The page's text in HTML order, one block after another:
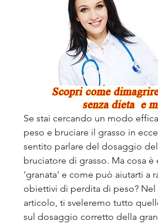
Se stai cercando un modo
peso e bruciare il grasso in
sentito parlare del dosaggio
bruciatore di grasso. Ma cosa è
'granata' e come può aiutarti a
obiettivi di perdita di peso? Nel
articolo, ti sveleremo tutto
sul dosaggio corretto della